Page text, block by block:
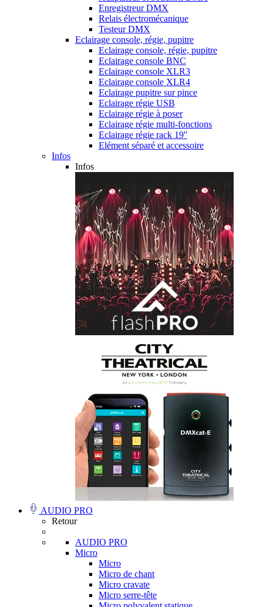
Enregistreur DMX
Relais électromécanique
Testeur DMX
Eclairage console, régie, pupitre
Eclairage console, régie, pupitre
Eclairage console BNC
Eclairage console XLR3
Eclairage console XLR4
Eclairage pupitre sur pince
Eclairage régie USB
Eclairage régie à poser
Eclairage régie multi-fonctions
Eclairage régie rack 19''
Elément séparé et accessoire
Infos
Infos
AUDIO PRO
Retour
AUDIO PRO
Micro
Micro
Micro de chant
Micro cravate
Micro serre-tête